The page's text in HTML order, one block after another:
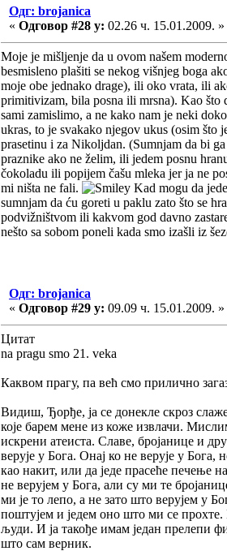
Одг: brojanica
« Одговор #28 у: 02.26 ч. 15.01.2009. »
Moje je mišljenje da u ovom našem
besmisleno plašiti se nekog višnjeg boga
moje obe jednako drage), ili oko vrata, ili
primitivizam, bila posna ili mrsna). Kao što
sami zamislimo, a ne kako nam je neki
ukras, to je svakako njegov ukus (osim što
prasetinu i za Nikoljdan. (Sumnjam da bi
praznike ako ne želim, ili jedem posnu
čokoladu ili popijem čašu mleka jer ja ne
mi ništa ne fali.
Kad mogu da
sumnjam da ću goreti u paklu zato što se
podvižništvom ili kakvom god davno
nešto sa sobom poneli kada smo izašli iz
Одг: brojanica
« Одговор #29 у: 09.09 ч. 15.01.2009. »
Цитат
na pragu smo 21. veka
Каквом прагу, па већ смо прилично
Видиш, Ђорђе, ја се донекле скроз
које барем мене из коже извлачи.
искрени атеиста. Славе, бројанице и
верује у Бога. Онај ко не верује у
као накит, или да једе прасеће печење
не верујем у Бога, али су ми те
ми је то лепо, а не зато што верујем у
поштујем и једем оно што ми се
људи. И ја такође имам један прелепи
што сам верник.